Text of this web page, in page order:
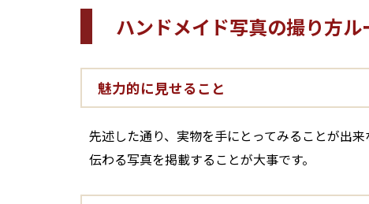
ハンドメイド写真の撮り方ル
魅力的に見せること
先述した通り、実物を手にとってみることが出
伝わる写真を掲載することが大事です。